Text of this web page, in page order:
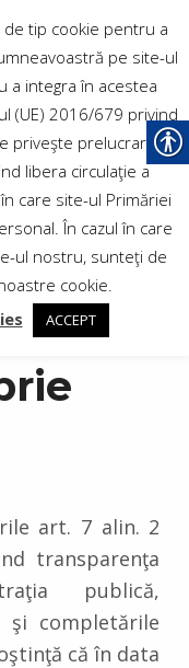
art. 7 alin. 2
transparenţa
publică,
şi completările
că în data
de tip cookie pentru a
pe site-ul
a integra în acestea
(UE) 2016/679 privind
priveşte prelucrarea
libera circulaţie a
care site-ul Primăriei
În cazul în care
ul nostru, sunteţi de
cookie.
ACCEPT